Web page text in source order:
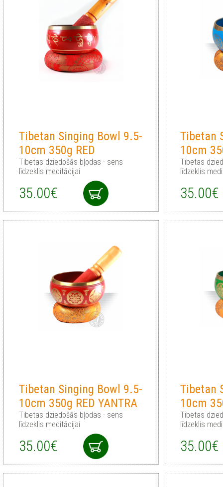
Tibetan Singing Bowl 9.5-
10cm 350g RED
Tibetas dziedošās bļodas - sens
līdzeklis meditācijai
35.00€
Tibetan
10cm
Tibetas
līdzeklis
35.00€
Tibetan Singing Bowl 9.5-
10cm 350g RED YANTRA
Tibetas dziedošās bļodas - sens
līdzeklis meditācijai
35.00€
Tibetan
10cm
Tibetas
līdzeklis
35.00€